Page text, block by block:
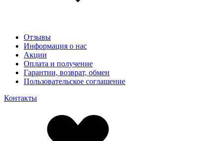
Отзывы
Информация о нас
Акции
Оплата и получение
Гарантии, возврат, обмен
Пользовательское соглашение
Контакты